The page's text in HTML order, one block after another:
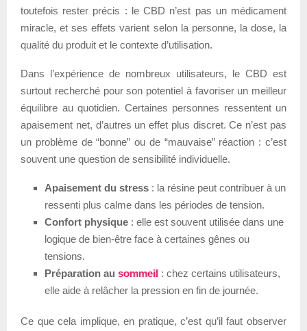
toutefois rester précis : le CBD n’est pas un médicament
miracle, et ses effets varient selon la personne, la dose, la
qualité du produit et le contexte d’utilisation.
Dans l’expérience de nombreux utilisateurs, le CBD est
surtout recherché pour son potentiel à favoriser un meilleur
équilibre au quotidien. Certaines personnes ressentent un
apaisement net, d’autres un effet plus discret. Ce n’est pas
un problème de “bonne” ou de “mauvaise” réaction : c’est
souvent une question de sensibilité individuelle.
Apaisement du stress : la résine peut contribuer à un
ressenti plus calme dans les périodes de tension.
Confort physique : elle est souvent utilisée dans une
logique de bien-être face à certaines gênes ou
tensions.
Préparation au sommeil : chez certains utilisateurs,
elle aide à relâcher la pression en fin de journée.
Ce que cela implique, en pratique, c’est qu’il faut observer